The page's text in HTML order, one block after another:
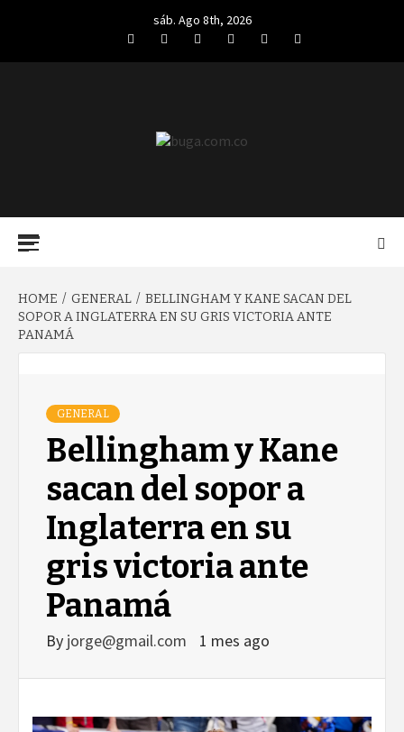
sáb. Ago 8th, 2026
FacebookTwitterLinkedIn
VK YouTubeInstagram
HOME GENERAL
BELLINGHAM Y KANE SACAN DEL
SOPOR A INGLATERRA EN SU GRIS VICTORIA ANTE
PANAMÁ
GENERAL
Bellingham y Kane
sacan del sopor a
Inglaterra en su
gris victoria ante
Panamá
By jorge@gmail.com 1 mes ago